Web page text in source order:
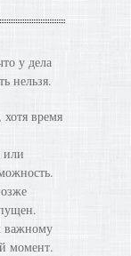
у дела
нельзя.
хотя время
или
важному
момент.